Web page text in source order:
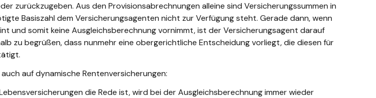
zurückzugeben. Aus den Provisionsabrechnungen alleine sind Versicherungssummen in
Basiszahl dem Versicherungsagenten nicht zur Verfügung steht. Gerade dann, wenn
und somit keine Ausgleichsberechnung vornimmt, ist der Versicherungsagent darauf
zu begrüßen, dass nunmehr eine obergerichtliche Entscheidung vorliegt, die diesen für
auf dynamische Rentenversicherungen:
die Rede ist, wird bei der Ausgleichsberechnung immer wieder